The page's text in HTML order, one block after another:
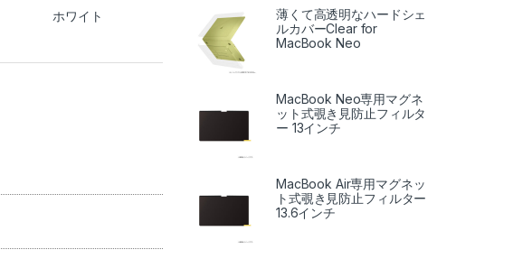
ホワイト
薄くて高透明なハードシェ
ルカバーClear for
MacBook Neo
MacBook Neo専用マグネ
ット式覗き見防止フィルタ
ー 13インチ
MacBook Air専用マグネッ
ト式覗き見防止フィルター
13.6インチ